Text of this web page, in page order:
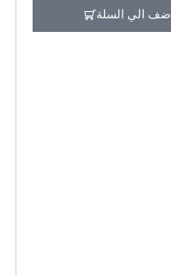
أضف الي السلة